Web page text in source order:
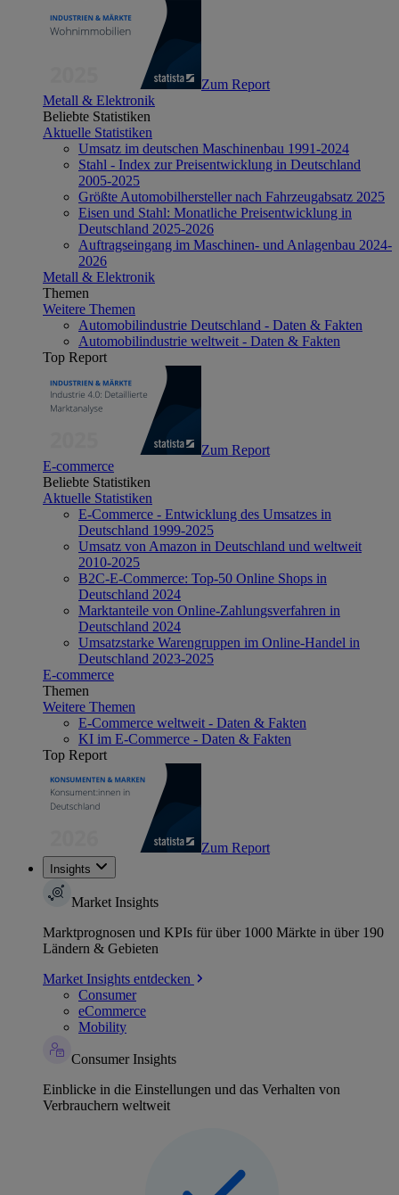
Zum Report
Metall & Elektronik
Beliebte Statistiken
Aktuelle Statistiken
Umsatz im deutschen Maschinenbau 1991-2024
Stahl - Index zur Preisentwicklung in Deutschland
2005-2025
Größte Automobilhersteller nach Fahrzeugabsatz 2025
Eisen und Stahl: Monatliche Preisentwicklung in
Deutschland 2025-2026
Auftragseingang im Maschinen- und Anlagenbau 2024-
2026
Metall & Elektronik
Themen
Weitere Themen
Automobilindustrie Deutschland - Daten & Fakten
Automobilindustrie weltweit - Daten & Fakten
Top Report
Zum Report
E-commerce
Beliebte Statistiken
Aktuelle Statistiken
E-Commerce - Entwicklung des Umsatzes in
Deutschland 1999-2025
Umsatz von Amazon in Deutschland und weltweit
2010-2025
B2C-E-Commerce: Top-50 Online Shops in
Deutschland 2024
Marktanteile von Online-Zahlungsverfahren in
Deutschland 2024
Umsatzstarke Warengruppen im Online-Handel in
Deutschland 2023-2025
E-commerce
Themen
Weitere Themen
E-Commerce weltweit - Daten & Fakten
KI im E-Commerce - Daten & Fakten
Top Report
Zum Report
Insights
Market Insights
Marktprognosen und KPIs für über 1000 Märkte in über 190
Ländern & Gebieten
Market Insights entdecken
Consumer
eCommerce
Mobility
Consumer Insights
Einblicke in die Einstellungen und das Verhalten von
Verbrauchern weltweit